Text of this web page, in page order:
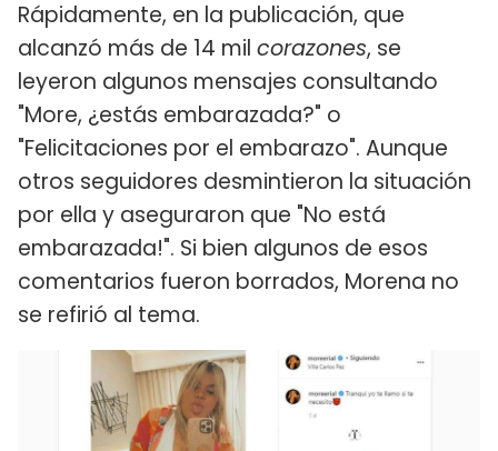
Rápidamente, en la publicación, que
alcanzó más de 14 mil corazones, se
leyeron algunos mensajes consultando
"More, ¿estás embarazada?" o
"Felicitaciones por el embarazo". Aunque
otros seguidores desmintieron la situación
por ella y aseguraron que "No está
embarazada!". Si bien algunos de esos
comentarios fueron borrados, Morena no
se refirió al tema.